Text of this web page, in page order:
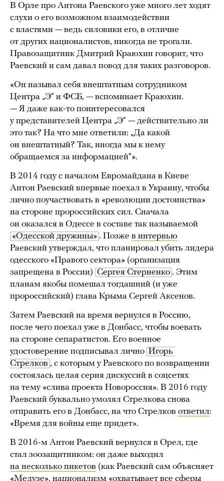
В Орле про Антона Раевского уже много лет ходят
слухи о его возможном взаимодействии
с властями — ведь силовики его, в отличие
от других националистов, никогда не трогали.
Правозащитник Дмитрий Краюхин говорит, что
Раевский и сам давал повод для таких разговоров.
«Он называл себя внештатным сотрудником
Центра „Э“ и ФСБ, — вспоминает Краюхин.
— Я даже как-то поинтересовался
у представителей Центра „Э“ — действительно ли
это так? На что мне ответили: „Да какой
он внештатный? Так, иногда мы к нему
обращаемся за информацией“».
В 2014 году с началом Евромайдана в Киеве
Антон Раевский впервые поехал в Украину, чтобы
лично поучаствовать в «революции достоинства»
на стороне пророссийских сил. Сначала
он оказался в Одессе в составе так называемой
«Одесской дружины» . Позже в интервью
Раевский утверждал, что планировал убить лидера
одесского «Правого сектора» (организация
запрещена в России) Сергея Стерненко . Этим
планам якобы помешал тогдашний (и уже
пророссийский) глава Крыма Сергей Аксенов.
Затем Раевский на время вернулся в Россию,
после чего поехал уже в Донбасс, чтобы воевать
на стороне сепаратистов. Его военное
удостоверение подписывал лично Игорь
Стрелков , с которым у Раевского по возвращении
состоялась целая серия дискуссий в соцсетях
на тему «слива проекта Новороссия». В 2016 году
Раевский буквально умолял Стрелкова снова
отправить его в Донбасс, на что Стрелков ответил:
«Время для войны еще придет».
В 2016-м Антон Раевский вернулся в Орел, где
стал зоозащитником: он даже выходил
на несколько пикетов (как Раевский сам объясняет
«Медузе», национализм «охватывает все сферы